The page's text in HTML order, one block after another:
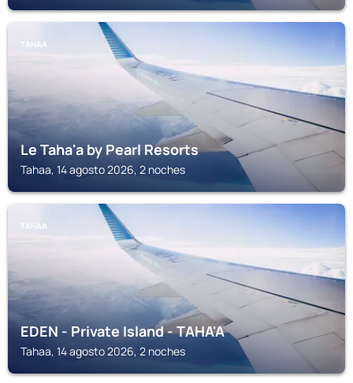
TAHAA
Le Taha'a by Pearl Resorts
Tahaa, 14 agosto 2026, 2 noches
TAHAA
EDEN - Private Island - TAHA'A
Tahaa, 14 agosto 2026, 2 noches